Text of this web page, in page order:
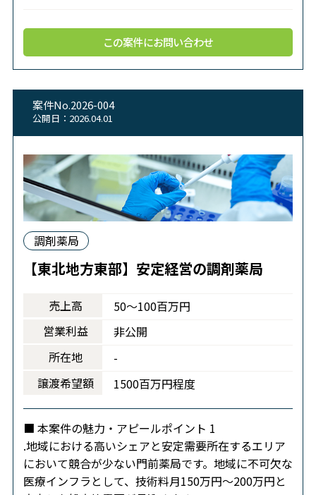
この案件にお問い合わせ
案件No.2026-004
公開日：2026.04.01
調剤薬局
【東北地方東部】安定経営の調剤薬局
売上高
50～100百万円
営業利益
非公開
所在地
-
譲渡希望額
1500百万円程度
■ 本案件の魅力・アピールポイント 1
.地域における高いシェアと安定需要所在するエリア
において競合が少ない門前薬局です。地域に不可欠な
医療インフラとして、技術料月150万円～200万円と